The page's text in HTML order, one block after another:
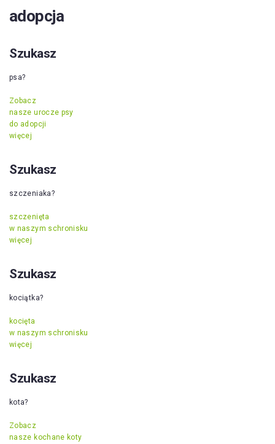
adopcja
Szukasz
psa?
Zobacz
nasze urocze psy
do adopcji
więcej
Szukasz
szczeniaka?
szczenięta
w naszym schronisku
więcej
Szukasz
kociątka?
kocięta
w naszym schronisku
więcej
Szukasz
kota?
Zobacz
nasze kochane koty